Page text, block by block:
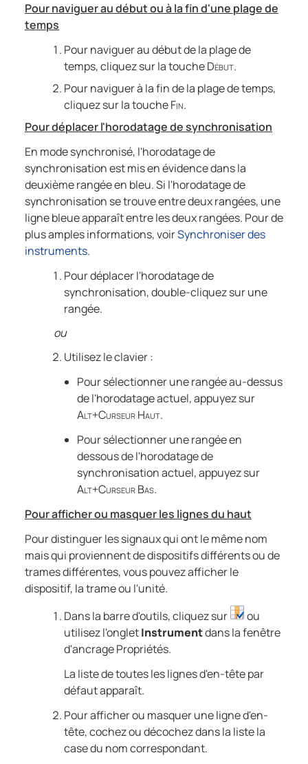
Pour naviguer au début ou à la fin d'une plage de
temps
Pour naviguer au début de la plage de
temps, cliquez sur la toucheDébut.
Pour naviguer à la fin de la plage de temps,
cliquez sur la toucheFin.
Pour déplacer l'horodatage de synchronisation
En mode synchronisé, l'horodatage de
synchronisation est mis en évidence dans la
deuxième rangée en bleu. Si l'horodatage de
synchronisation se trouve entre deux rangées, une
ligne bleue apparaît entre les deux rangées. Pour de
plus amples informations, voirSynchroniser des
instruments.
Pour déplacer l'horodatage de
synchronisation, double-cliquez sur une
rangée.
ou
Utilisez le clavier :
Pour sélectionner une rangée au-dessus
de l'horodatage actuel, appuyez sur
Alt+Curseur Haut.
Pour sélectionner une rangée en
dessous de l'horodatage de
synchronisation actuel, appuyez sur
Alt+Curseur Bas.
Pour afficher ou masquer les lignes du haut
Pour distinguer les signaux qui ont le même nom
mais qui proviennent de dispositifs différents ou de
trames différentes, vous pouvez afficher le
dispositif, la trame ou l'unité.
Dans la barre d'outils, cliquez sur
ou
utilisez l'ongletInstrumentdans la fenêtre
d'ancrage Propriétés.
La liste de toutes les lignes d'en-tête par
défaut apparaît.
Pour afficher ou masquer une ligne d'en-
tête, cochez ou décochez dans la liste la
case du nom correspondant.